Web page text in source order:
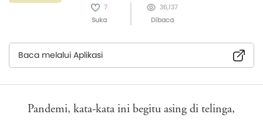
7
Suka
36,137
Dibaca
Baca melalui Aplikasi
Pandemi, kata-kata ini begitu asing di telinga,